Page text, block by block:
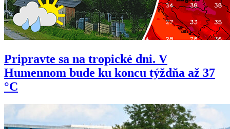
Pripravte sa na tropické dni. V
Humennom bude ku koncu týždňa až 37
°C